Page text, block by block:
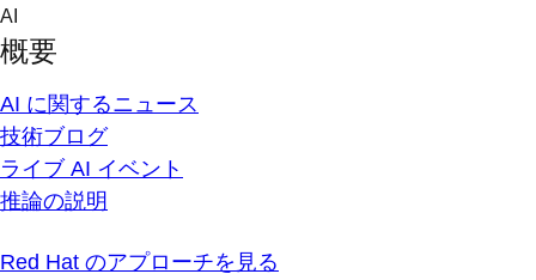
Skip
content
AI
概要
AI に関するニュース
技術ブログ
ライブ AI イベント
推論の説明
Red Hat のアプローチを見る